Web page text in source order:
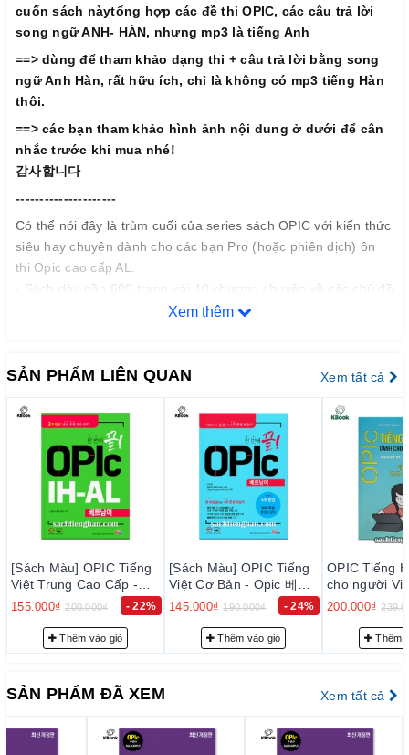
cuốn sách nàytổng hợp các đề thi OPIC, các câu trả lời
song ngữ ANH- HÀN, nhưng mp3 là tiếng Anh
==> dùng để tham khảo dạng thi + câu trả lời bằng song
ngữ Anh Hàn, rất hữu ích, chỉ là không có mp3 tiếng Hàn
thôi.
==> các bạn tham khảo hình ảnh nội dung ở dưới để cân
nhắc trước khi mua nhé!
감사합니다
---------------------
Có thể nói đây là trùm cuối của series sách OPIC với kiến thức
siêu hay chuyên dành cho các bạn Pro (hoặc phiên dịch) ôn
thi Opic cao cấp AL.
- Sách dày gần 600 trang với 40 chương chuyên về các chủ đề
khó cao cấp như: báo chí, truyền thông, Internet, Công nghệ/
- Mỗi bài học thường có khoảng 8-15 câu hỏi/ câu trả lời mẫu
để ghi điểm tối đa trong kỳ thi.
Xem thêm
SẢN PHẨM LIÊN QUAN Xem tất cả
OPIC Tiếng
Cấp -
한번에 끝- 22%
vào giỏ
[Sách Màu] OPIC Tiếng
Việt Cơ Bản - Opic 베트
남 한번에 끝
145.000₫ 190.000₫ - 24%
Thêm vào giỏ
OPIC Tiếng Hàn dành
cho người Việt Nam IM-
IH
200.000₫ 239.000₫ - 16%
Thêm vào giỏ
SẢN PHẨM ĐÃ XEM Xem tất cả